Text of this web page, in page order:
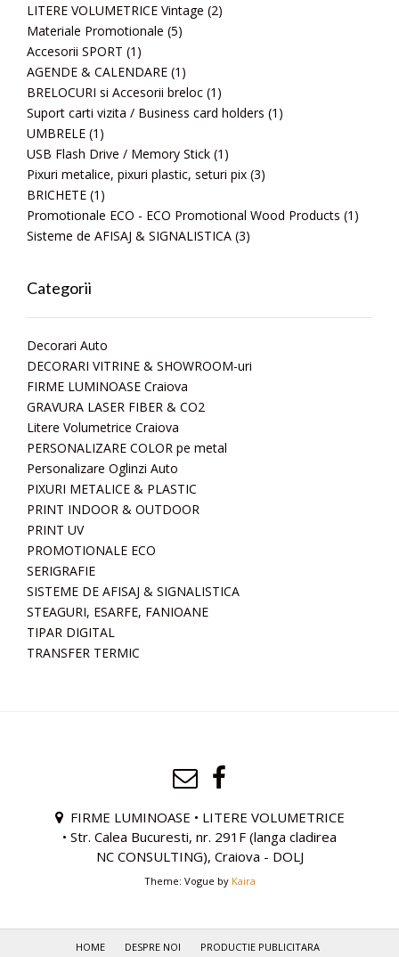
LITERE VOLUMETRICE Vintage (2)
Materiale Promotionale (5)
Accesorii SPORT (1)
AGENDE & CALENDARE (1)
BRELOCURI si Accesorii breloc (1)
Suport carti vizita / Business card holders (1)
UMBRELE (1)
USB Flash Drive / Memory Stick (1)
Pixuri metalice, pixuri plastic, seturi pix (3)
BRICHETE (1)
Promotionale ECO - ECO Promotional Wood Products (1)
Sisteme de AFISAJ & SIGNALISTICA (3)
Categorii
Decorari Auto
DECORARI VITRINE & SHOWROOM-uri
FIRME LUMINOASE Craiova
GRAVURA LASER FIBER & CO2
Litere Volumetrice Craiova
PERSONALIZARE COLOR pe metal
Personalizare Oglinzi Auto
PIXURI METALICE & PLASTIC
PRINT INDOOR & OUTDOOR
PRINT UV
PROMOTIONALE ECO
SERIGRAFIE
SISTEME DE AFISAJ & SIGNALISTICA
STEAGURI, ESARFE, FANIOANE
TIPAR DIGITAL
TRANSFER TERMIC
FIRME LUMINOASE • LITERE VOLUMETRICE
• Str. Calea Bucuresti, nr. 291F (langa cladirea
NC CONSULTING), Craiova - DOLJ
Theme: Vogue by Kaira
HOME DESPRE NOI PRODUCTIE PUBLICITARA